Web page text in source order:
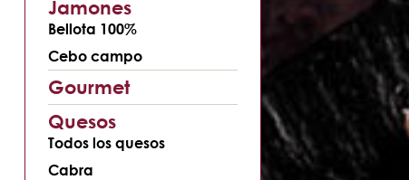
Jamones
Bellota 100%
Cebo campo
Gourmet
Quesos
Todos los quesos
Cabra